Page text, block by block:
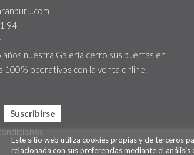
94
años nuestra Galería cerró sus puertas en
100% operativos con la venta online.
Suscribirse
Este sitio web utiliza cookies propias y de terceros
relacionada con sus preferencias mediante el